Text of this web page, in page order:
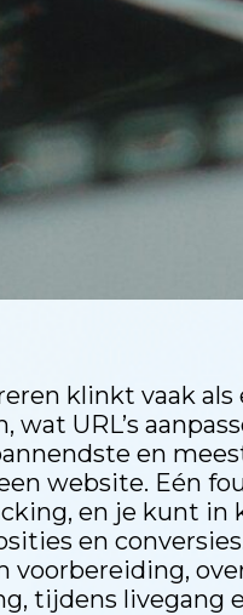
klinkt vaak als
URL’s
en
website. Eén
en je kunt
en
voorbereiding,
tijdens livegang